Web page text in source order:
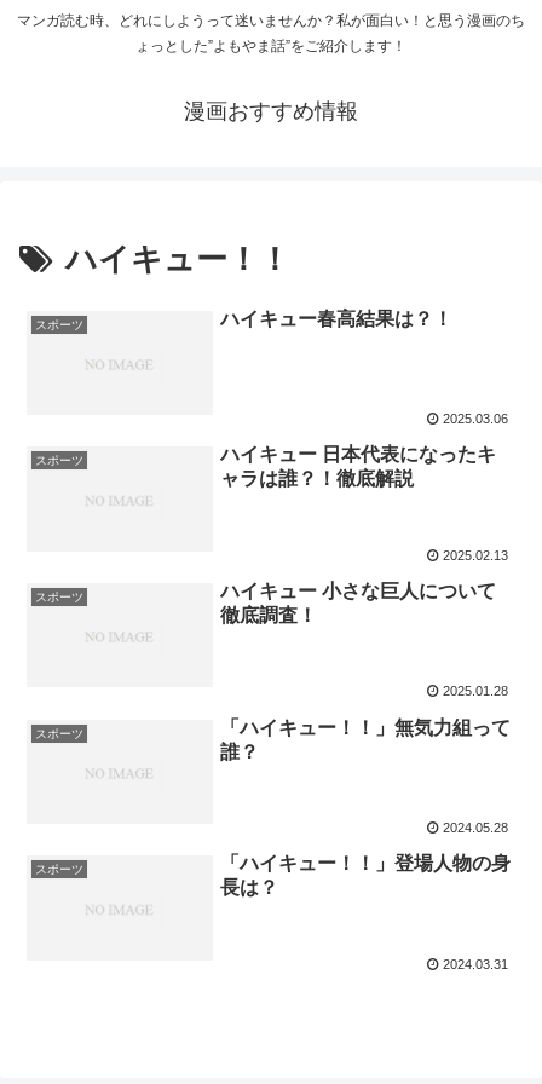
マンガ読む時、どれにしようって迷いませんか？私が面白い！と思う漫画のち
ょっとした”よもやま話”をご紹介します！
漫画おすすめ情報
ハイキュー！！
スポーツ ハイキュー春高結果は？！
2025.03.06
スポーツ
ハイキュー 日本代表になったキ
ャラは誰？！徹底解説
2025.02.13
スポーツ
ハイキュー 小さな巨人について
徹底調査！
2025.01.28
スポーツ
「ハイキュー！！」無気力組って
誰？
2024.05.28
スポーツ
「ハイキュー！！」登場人物の身
長は？
2024.03.31